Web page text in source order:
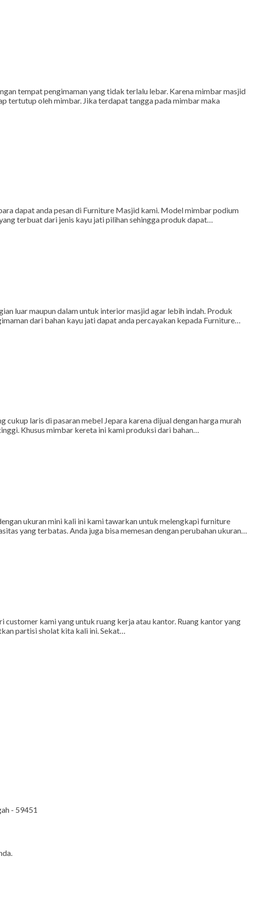
tempat pengimaman yang tidak terlalu lebar. Karena mimbar masjid
tertutup oleh mimbar. Jika terdapat tangga pada mimbar maka
dapat anda pesan di Furniture Masjid kami. Model mimbar podium
terbuat dari jenis kayu jati pilihan sehingga produk dapat…
luar maupun dalam untuk interior masjid agar lebih indah. Produk
dari bahan kayu jati dapat anda percayakan kepada Furniture…
laris di pasaran mebel Jepara karena dijual dengan harga murah
Khusus mimbar kereta ini kami produksi dari bahan…
ukuran mini kali ini kami tawarkan untuk melengkapi furniture
yang terbatas. Anda juga bisa memesan dengan perubahan ukuran…
customer kami yang untuk ruang kerja atau kantor. Ruang kantor yang
partisi sholat kita kali ini. Sekat…
- 59451